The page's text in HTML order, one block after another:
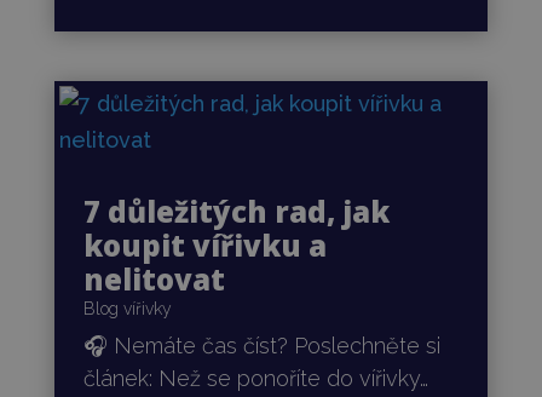
7 důležitých rad, jak
koupit vířivku a
nelitovat
Blog vířivky
🎧 Nemáte čas číst? Poslechněte si
článek: Než se ponoříte do vířivky…